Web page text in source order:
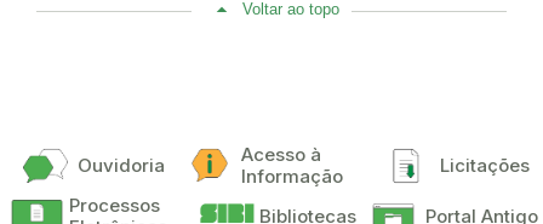
Voltar ao topo
Ouvidoria
Acesso à
Informação
Licitações
Processos
Bibliotecas Portal Antigo